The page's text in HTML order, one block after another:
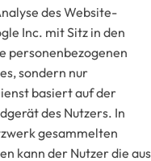
des Website-
Inc. mit Sitz in den
personenbezogenen
sondern nur
basiert auf der
des Nutzers. In
gesammelten
kann der Nutzer die aus